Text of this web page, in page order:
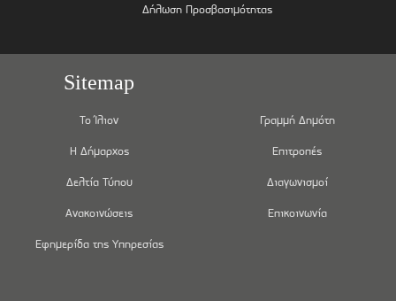
Δήλωση Προσβασιμότητας
Sitemap
Το Ίλιον
Η Δήμαρχος
Δελτία Τύπου
Ανακοινώσεις
Εφημερίδα της Υπηρεσίας
Γραμμή Δημότη
Επιτροπές
Διαγωνισμοί
Επικοινωνία